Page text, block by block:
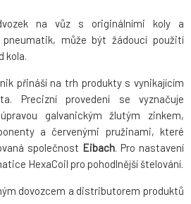
na vůz s originálními koly a
pneumatik, může být žádoucí použití
kola.
přináší na trh produkty s vynikajícím
Precizní provedení se vyznačuje
galvanickým žlutým zinkem,
a červenými pružinami, které
společnost Eibach. Pro nastavení
HexaCoil pro pohodlnější štelování.
dovozcem a distributorem produktů